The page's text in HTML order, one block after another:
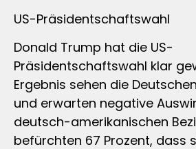
US-Präsidentschaftswahl
Donald Trump hat die US-
Präsidentschaftswahl klar
Ergebnis sehen die
und erwarten negative
deutsch-amerikanischen
befürchten 67 Prozent, dass